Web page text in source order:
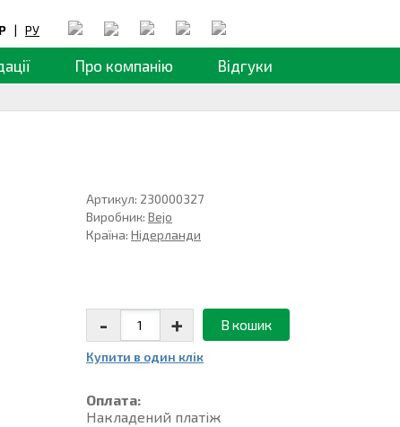
| РУ
Про компанію Відгуки
Артикул: 230000327
Виробник:Bejo
Країна:Нідерланди
- + В кошик
Купити в один клiк
Оплата:
Накладений платiж